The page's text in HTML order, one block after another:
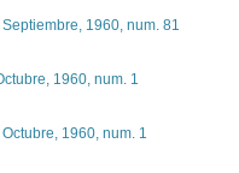
1960, num. 81
1960, num. 1
Octubre, 1960, num. 1